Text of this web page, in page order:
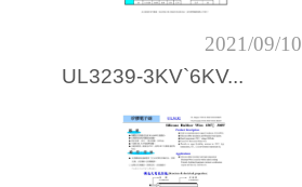
2021/09/10
UL3239-3KV`6KV...